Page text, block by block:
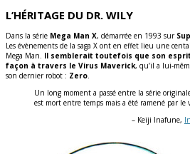
L’HÉRITAGE DU DR. WILY
Dans la série Mega Man X, démarrée en 1993 sur
Les évènements de la saga X ont en effet lieu une
Mega Man. Il semblerait toutefois que son
façon à travers le Virus Maverick, qu’il a lui-
son dernier robot : Zero.
Un long moment a passé entre la série
est mort entre temps mais a été ramené par le
– Keiji Inafune,